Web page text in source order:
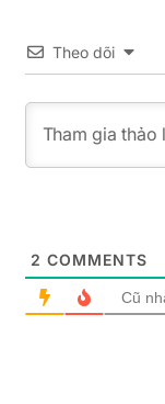
Theo dõi
2 COMMENTS
Cũ